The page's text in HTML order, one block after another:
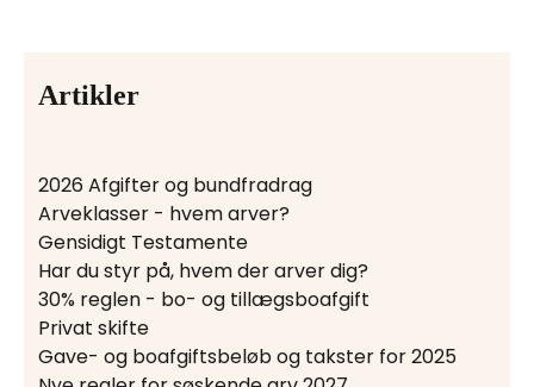
Artikler
2026 Afgifter og bundfradrag
Arveklasser - hvem arver?
Gensidigt Testamente
Har du styr på, hvem der arver dig?
30% reglen - bo- og tillægsboafgift
Privat skifte
Gave- og boafgiftsbeløb og takster for 2025